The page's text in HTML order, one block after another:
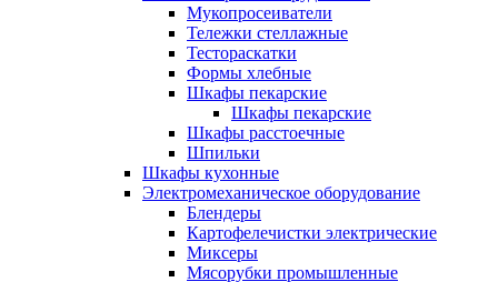
Мукопросеиватели
Тележки стеллажные
Тестораскатки
Формы хлебные
Шкафы пекарские
Шкафы пекарские
Шкафы расстоечные
Шпильки
Шкафы кухонные
Электромеханическое оборудование
Блендеры
Картофелечистки электрические
Миксеры
Мясорубки промышленные